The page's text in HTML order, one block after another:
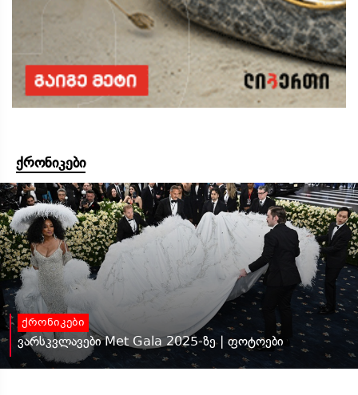
ქრონიკები
ქრონიკები
ვარსკვლავები Met Gala 2025-ზე | ფოტოები